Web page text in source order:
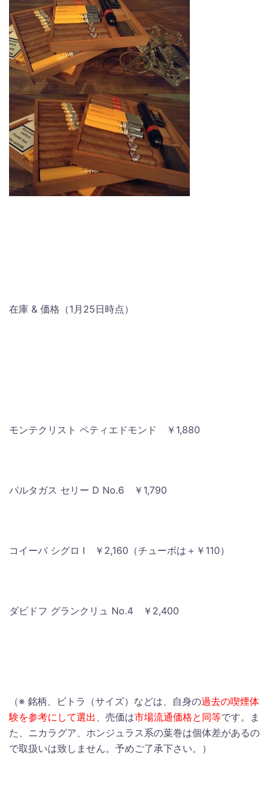
在庫 & 価格（1月25日時点）
モンテクリスト ペティエドモンド ￥1,880
パルタガス セリー D No.6 ￥1,790
コイーバ シグロ I ￥2,160（チューボは＋￥110）
ダビドフ グランクリュ No.4 ￥2,400
（※ 銘柄、ビトラ（サイズ）などは、自身の過去の喫煙体
験を参考にして選出 、売価は市場流通価格と同等です。ま
た、ニカラグア、ホンジュラス系の葉巻は個体差があるの
で取扱いは致しません。予めご了承下さい。）